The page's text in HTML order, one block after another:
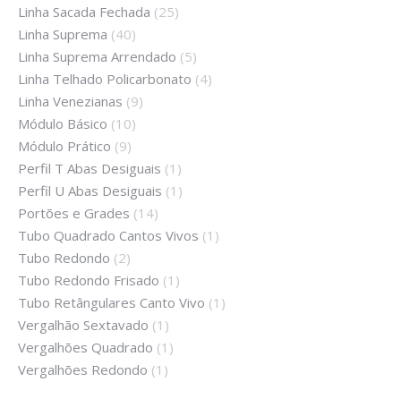
Linha Sacada Fechada (25)
Linha Suprema (40)
Linha Suprema Arrendado (5)
Linha Telhado Policarbonato (4)
Linha Venezianas (9)
Módulo Básico (10)
Módulo Prático (9)
Perfil T Abas Desiguais (1)
Perfil U Abas Desiguais (1)
Portões e Grades (14)
Tubo Quadrado Cantos Vivos (1)
Tubo Redondo (2)
Tubo Redondo Frisado (1)
Tubo Retângulares Canto Vivo (1)
Vergalhão Sextavado (1)
Vergalhões Quadrado (1)
Vergalhões Redondo (1)